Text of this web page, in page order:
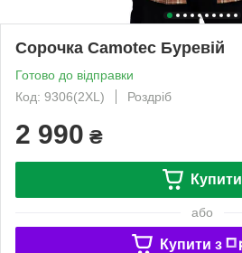
Сорочка Camotec Буревій
Готово до відправки
Код: 9306(2XL)
Роздріб
2 990 ₴
Купити
або
Купити з